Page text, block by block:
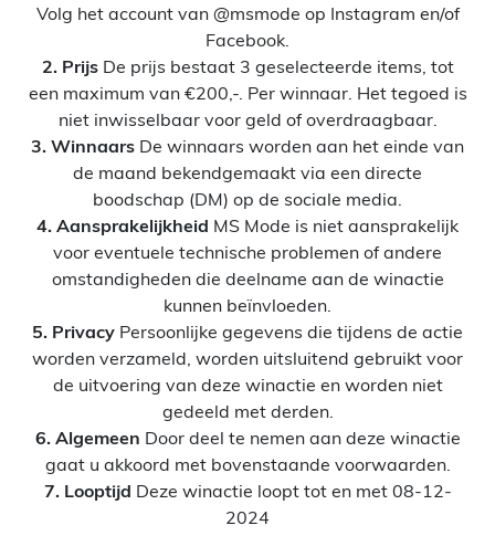
Volg het account van @msmode op Instagram en/of
Facebook.
2. PrijsDe prijs bestaat 3 geselecteerde items, tot
een maximum van €200,-. Per winnaar. Het tegoed is
niet inwisselbaar voor geld of overdraagbaar.
3. Winnaars De winnaars worden aan het einde van
de maand bekendgemaakt via een directe
boodschap (DM) op de sociale media.
4. Aansprakelijkheid MS Mode is niet aansprakelijk
voor eventuele technische problemen of andere
omstandigheden die deelname aan de winactie
kunnen beïnvloeden.
5. Privacy Persoonlijke gegevens die tijdens de actie
worden verzameld, worden uitsluitend gebruikt voor
de uitvoering van deze winactie en worden niet
gedeeld met derden.
6. Algemeen Door deel te nemen aan deze winactie
gaat u akkoord met bovenstaande voorwaarden.
7. Looptijd Deze winactie loopt tot en met 08-12-
2024